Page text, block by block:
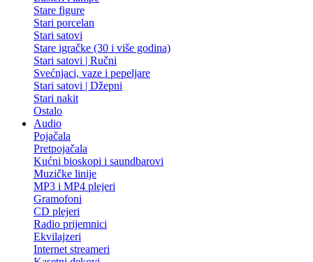
Stare figure
Stari porcelan
Stari satovi
Stare igračke (30 i više godina)
Stari satovi | Ručni
Svećnjaci, vaze i pepeljare
Stari satovi | Džepni
Stari nakit
Ostalo
Audio
Pojačala
Pretpojačala
Kućni bioskopi i saundbarovi
Muzičke linije
MP3 i MP4 plejeri
Gramofoni
CD plejeri
Radio prijemnici
Ekvilajzeri
Internet streameri